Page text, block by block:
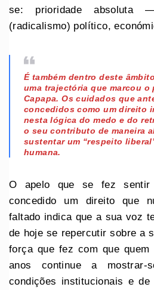
se: prioridade absoluta
(radicalismo) político,
É também dentro deste
uma trajectória que marcou o
Capapa. Os cuidados que
concedidos como um direito
nesta lógica do medo e do
o seu contributo de maneira
sustentar um “respeito
humana.
O apelo que se fez
concedido um direito que
faltado indica que a sua voz
de hoje se repercutir sobre a
força que fez com que
anos continue a
condições institucionais e de